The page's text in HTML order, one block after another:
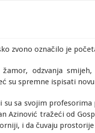
zvono označilo je
odzvanja
su spremne ispisati
sa svojim
Azinović tražeći od
i da čuvaju